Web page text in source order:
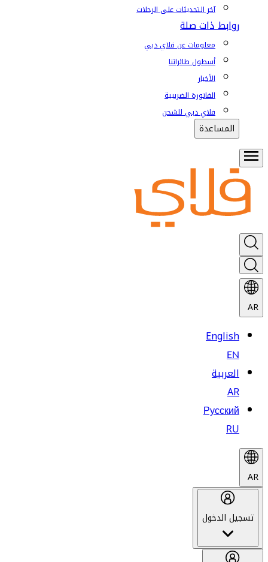
آخر التحديثات على الرحلات
روابط ذات صلة
معلومات عن فلاي دبي
أسطول طائراتنا
الأخبار
الفاتورة الضريبية
فلاي دبي للشحن
المساعدة
AR
English
EN
العربية
AR
Русский
RU
AR
تسجيل الدخول